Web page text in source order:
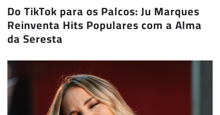
Do TikTok para os Palcos: Ju Marques
Reinventa Hits Populares com a Alma
da Seresta